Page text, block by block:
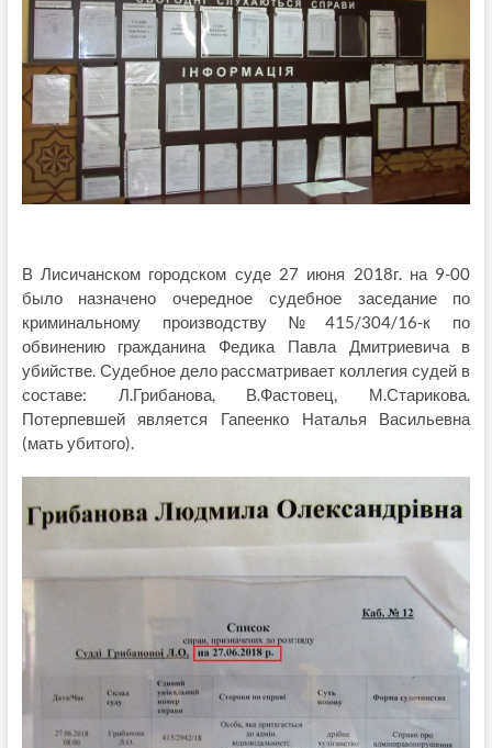
В Лисичанском городском суде 27 июня 2018г. на 9-00
было назначено очередное судебное заседание по
криминальному производству №415/304/16-к по
обвинению гражданина Федика Павла Дмитриевича в
убийстве. Судебное дело рассматривает коллегия судей в
составе: Л.Грибанова, В.Фастовец, М.Старикова.
Потерпевшей является Гапеенко Наталья Васильевна
(мать убитого).